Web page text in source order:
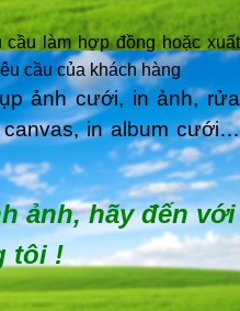
cầu làm hợp đồng hoặc xuất
cầu của khách hàng
ảnh cưới, in ảnh, rửa
canvas, in album cưới…
ảnh, hãy đến với
tôi !